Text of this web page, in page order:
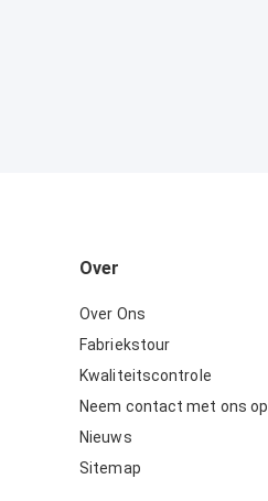
Over
Over Ons
Fabriekstour
Kwaliteitscontrole
Neem contact met ons op
Nieuws
Sitemap